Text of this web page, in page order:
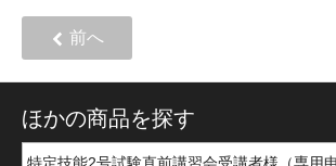
前へ
ほかの商品を探す